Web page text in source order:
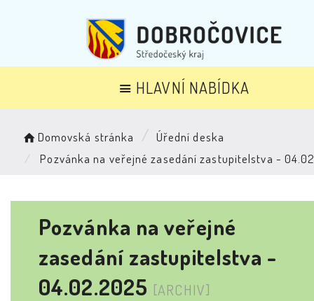
HLAVNÍ NABÍDKA
Domovská stránka
Úřední deska
Pozvánka na veřejné zasedání zastupitelstva -
Pozvánka na veřejné
zasedání zastupitelstva -
04.02.2025 [ARCHIV]